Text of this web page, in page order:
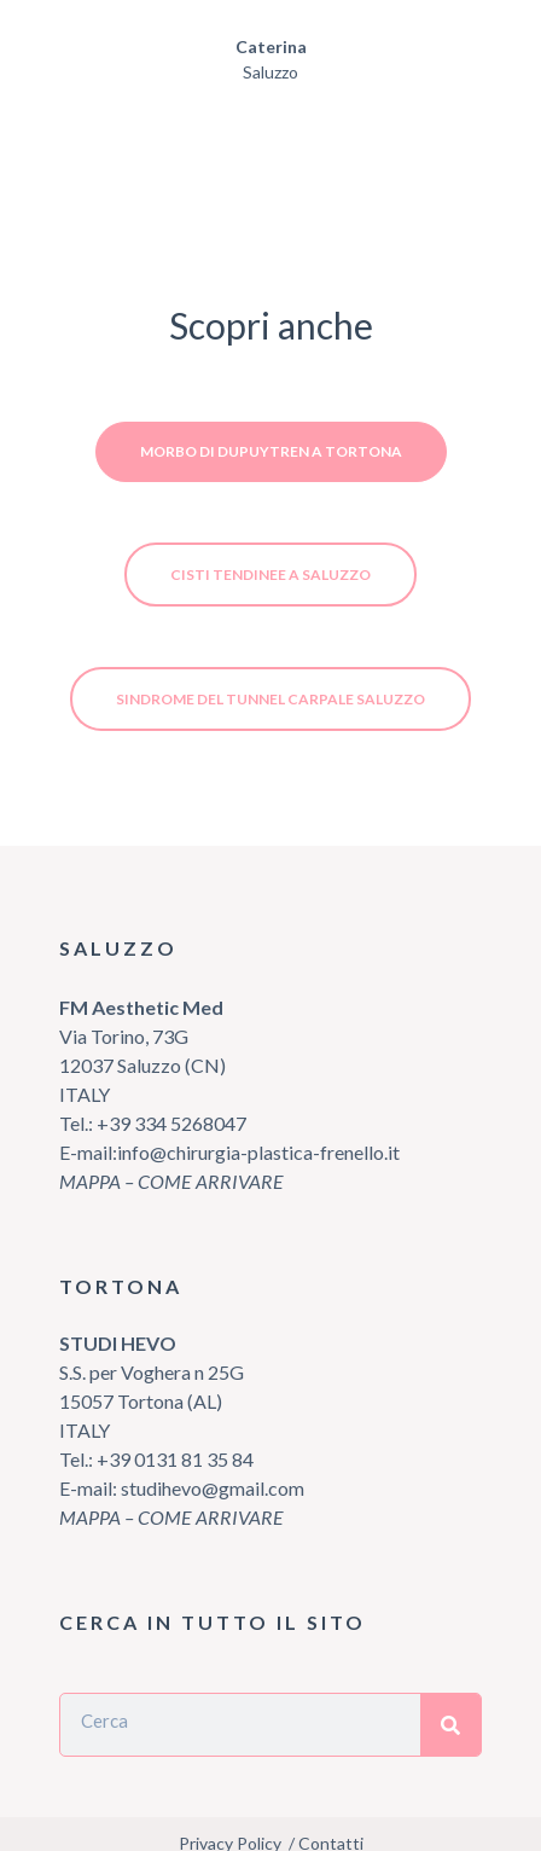
Caterina
Saluzzo
Scopri anche
MORBO DI DUPUYTREN A TORTONA
CISTI TENDINEE A SALUZZO
SINDROME DEL TUNNEL CARPALE SALUZZO
SALUZZO
FM Aesthetic Med
Via Torino, 73G
12037 Saluzzo (CN)
ITALY
Tel.: +39 334 5268047
E-mail:info@chirurgia-plastica-frenello.it
MAPPA – COME ARRIVARE
TORTONA
STUDI HEVO
S.S. per Voghera n 25G
15057 Tortona (AL)
ITALY
Tel.: +39 0131 81 35 84
E-mail: studihevo@gmail.com
MAPPA – COME ARRIVARE
CERCA IN TUTTO IL SITO
Privacy Policy/Contatti